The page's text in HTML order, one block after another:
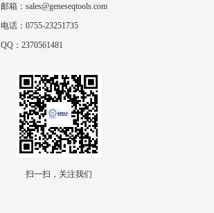
邮箱：sales@geneseqtools.com
电话：0755-23251735
QQ：2370561481
扫一扫，关注我们